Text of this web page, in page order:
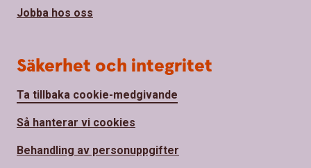
Jobba hos oss
Säkerhet och integritet
Ta tillbaka cookie-medgivande
Så hanterar vi cookies
Behandling av personuppgifter